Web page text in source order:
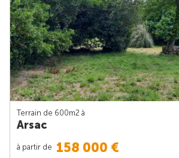
Terrain de 600m2 à
Arsac
à partir de 158 000 €